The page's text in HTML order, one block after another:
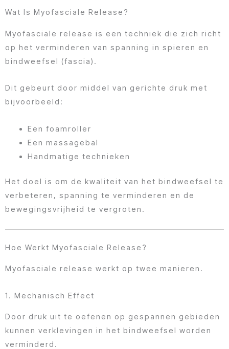
Wat Is Myofasciale Release?
Myofasciale release is een techniek die zich richt
op het verminderen van spanning in spieren en
bindweefsel (fascia).
Dit gebeurt door middel van gerichte druk met
bijvoorbeeld:
Een foamroller
Een massagebal
Handmatige technieken
Het doel is om de kwaliteit van het bindweefsel te
verbeteren, spanning te verminderen en de
bewegingsvrijheid te vergroten.
Hoe Werkt Myofasciale Release?
Myofasciale release werkt op twee manieren.
1. Mechanisch Effect
Door druk uit te oefenen op gespannen gebieden
kunnen verklevingen in het bindweefsel worden
verminderd.